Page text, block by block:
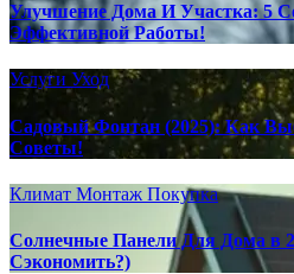
Улучшение Дома И Участка: 5
Эффективной Работы!
Услуги Уход
Садовый Фонтан (2025): Как
Советы!
Климат Монтаж Покупка
Солнечные Панели Для Дома в
Сэкономить?)